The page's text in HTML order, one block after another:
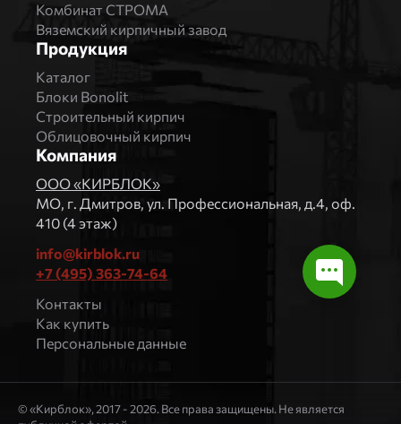
Комбинат СТРОМА
Вяземский кирпичный завод
Продукция
Каталог
Блоки Bonolit
Строительный кирпич
Облицовочный кирпич
Компания
ООО «КИРБЛОК»
МO, г. Дмитров, ул. Профессиональная, д.4, оф.
410 (4 этаж)
info@kirblok.ru
+7 (495) 363-74-64
Контакты
Как купить
Персональные данные
© «Кирблок», 2017 - 2026. Все права защищены. Не является